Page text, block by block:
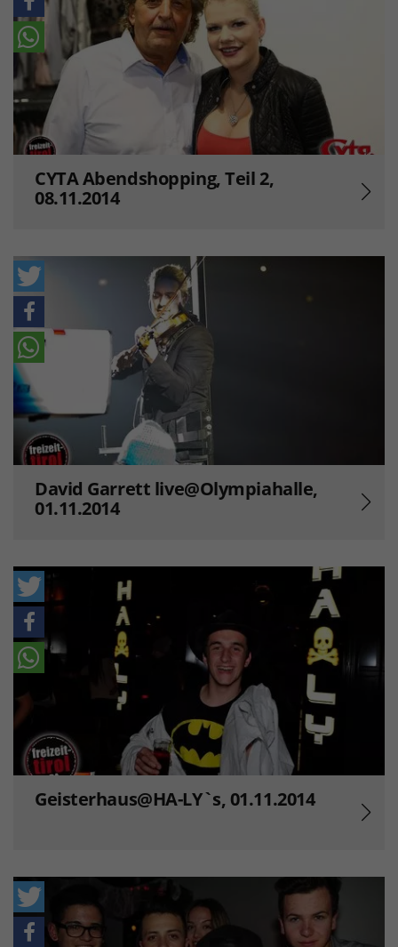
CYTA Abendshopping, Teil 2,
08.11.2014
David Garrett live@Olympiahalle,
01.11.2014
Geisterhaus@HA-LY`s, 01.11.2014